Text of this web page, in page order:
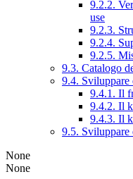
9.2.2.
use
9.2.3.
9.2.4.
9.2.5.
9.3. Catalogo
9.4. Sviluppare
9.4.1. Il
9.4.2. Il
9.4.3. Il
9.5.
None
None